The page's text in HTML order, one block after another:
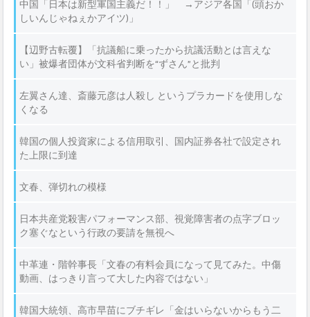
中国「日本は新型軍国主義だ！！」 →アジア各国「(頭おか
しいんじゃねぇかアイツ)」
【辺野古転覆】「抗議船に乗ったから抗議活動とは言えな
い」被爆者団体が文科省判断を“ずさん”と批判
左翼さん達、斎藤元彦は人殺し というプラカードを使用しな
くなる
韓国の個人投資家による信用取引、国内証券各社で設定され
た上限に到達
文春、弾切れの模様
日本共産党殺害パフォーマンス部、視覚障害者の点字ブロッ
ク塞ぐなという行政の要請を無視へ
中革連・階幹事長「文春の有料会員になって見てみた。中傷
動画、はっきり言って大した内容ではない」
韓国大統領、高市早苗にブチギレ「金はいらないからもう二